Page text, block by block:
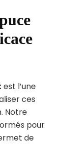
est l’une
ces
Notre
pour
de